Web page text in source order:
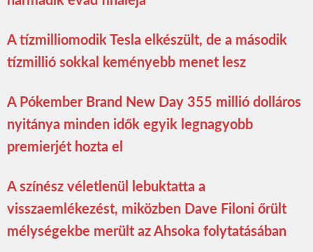
A tízmilliomodik Tesla elkészült, de a második
tízmillió sokkal keményebb menet lesz
A Pókember Brand New Day 355 millió dolláros
nyitánya minden idők egyik legnagyobb
premierjét hozta el
A színész véletlenül lebuktatta a
visszaemlékezést, miközben Dave Filoni őrült
mélységekbe merült az Ahsoka folytatásában